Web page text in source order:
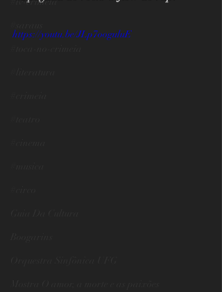
https://youtu.be/JLp7ooguluE